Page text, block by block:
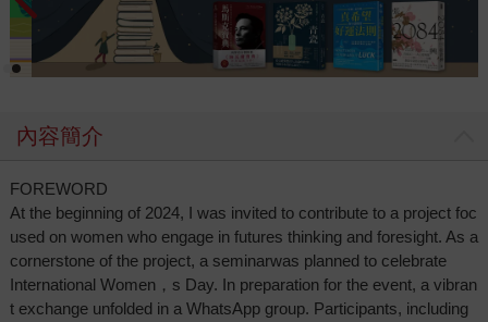
內容簡介
FOREWORD
At the beginning of 2024, I was invited to contribute to a project foc
used on women who engage in futures thinking and foresight. As a
cornerstone of the project, a seminarwas planned to celebrate
International Women，s Day. In preparation for the event, a vibran
t exchange unfolded in a WhatsApp group. Participants, including